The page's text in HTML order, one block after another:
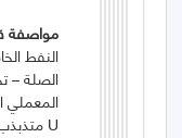
مواصفة
النفط
الصلة –
U متذبذب